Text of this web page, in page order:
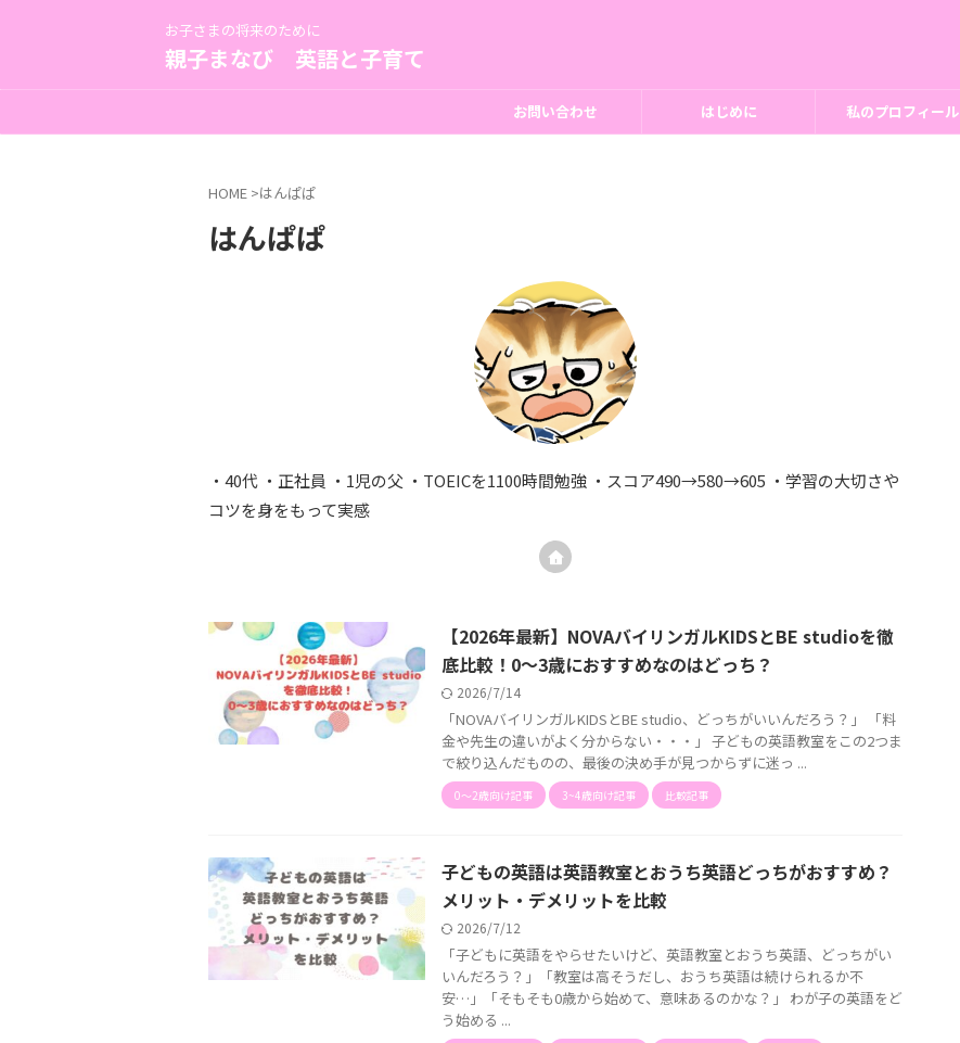
お子さまの将来のために
親子まなび 英語と子育て
お問い合わせ はじめに 私のプロフィール
HOME >はんぱぱ
はんぱぱ
・40代 ・正社員 ・1児の父 ・TOEICを1100時間勉強 ・スコア490→580→605 ・学習の大切さや
コツを身をもって実感
【2026年最新】NOVAバイリンガルKIDSとBE studioを徹
底比較！0～3歳におすすめなのはどっち？
2026/7/14
「NOVAバイリンガルKIDSとBE studio、どっちがいいんだろう？」 「料
金や先生の違いがよく分からない・・・」 子どもの英語教室をこの2つま
で絞り込んだものの、最後の決め手が見つからずに迷っ ...
0〜2歳向け記事 3~4歳向け記事 比較記事
子どもの英語は英語教室とおうち英語どっちがおすすめ？
メリット・デメリットを比較
2026/7/12
「子どもに英語をやらせたいけど、英語教室とおうち英語、どっちがい
いんだろう？」「教室は高そうだし、おうち英語は続けられるか不
安…」「そもそも0歳から始めて、意味あるのかな？」 わが子の英語をど
う始める ...